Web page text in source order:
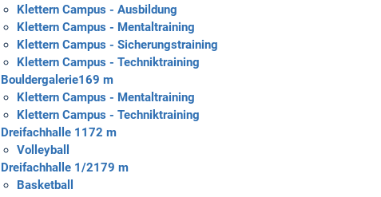
Klettern Campus - Ausbildung
Klettern Campus - Mentaltraining
Klettern Campus - Sicherungstraining
Klettern Campus - Techniktraining
Bouldergalerie169 m
Klettern Campus - Mentaltraining
Klettern Campus - Techniktraining
Dreifachhalle 1 172 m
Volleyball
Dreifachhalle 1/2179 m
Basketball